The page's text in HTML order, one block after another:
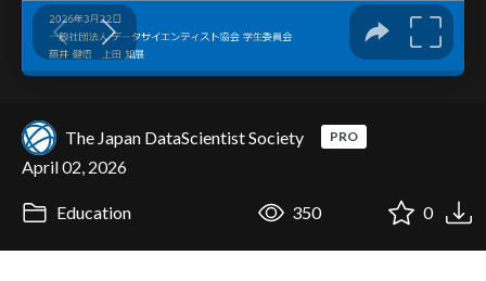
The Japan DataScientist Society PRO
April 02, 2026
Education 350 0